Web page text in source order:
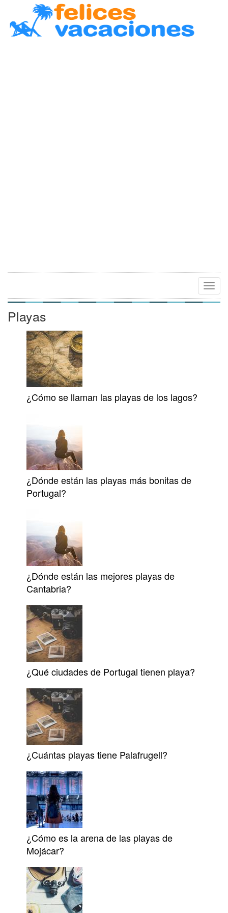
Playas
¿Cómo se llaman las playas de los lagos?
¿Dónde están las playas más bonitas de
Portugal?
¿Dónde están las mejores playas de
Cantabria?
¿Qué ciudades de Portugal tienen playa?
¿Cuántas playas tiene Palafrugell?
¿Cómo es la arena de las playas de
Mojácar?